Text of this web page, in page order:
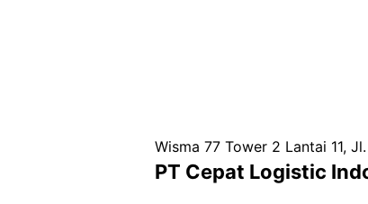
Wisma 77 Tower 2 Lantai 11,
PT Cepat Logistic